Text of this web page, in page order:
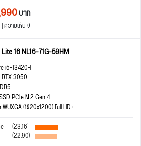
บาท
ความเห็น 0
16 NL16-71G-59HM
i5-13420H
RTX 3050
PCIe M.2 Gen 4
(1920x1200) Full HD+
(23.16)
(22.90)